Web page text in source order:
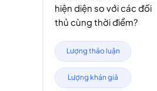
hiện diện so với các đối
thủ cùng thời điểm?
Lượng thảo luận
Lượng khán giả